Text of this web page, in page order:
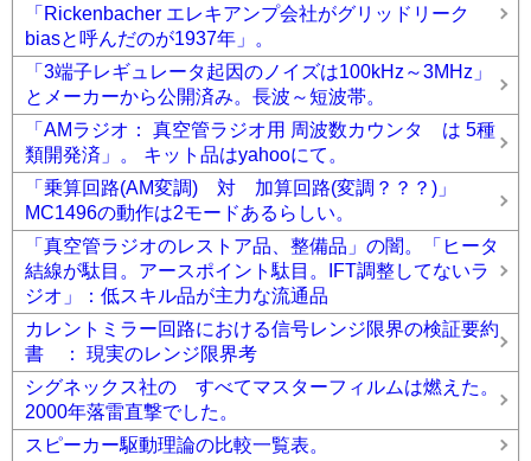
「Rickenbacher エレキアンプ会社がグリッドリーク
biasと呼んだのが1937年」。
「3端子レギュレータ起因のノイズは100kHz～3MHz」
とメーカーから公開済み。長波～短波帯。
「AMラジオ： 真空管ラジオ用 周波数カウンタ は 5種
類開発済」。 キット品はyahooにて。
「乗算回路(AM変調) 対 加算回路(変調？？？)」
MC1496の動作は2モードあるらしい。
「真空管ラジオのレストア品、整備品」の闇。「ヒータ
結線が駄目。アースポイント駄目。IFT調整してないラ
ジオ」：低スキル品が主力な流通品
カレントミラー回路における信号レンジ限界の検証要約
書 ： 現実のレンジ限界考
シグネックス社の すべてマスターフィルムは燃えた。
2000年落雷直撃でした。
スピーカー駆動理論の比較一覧表。